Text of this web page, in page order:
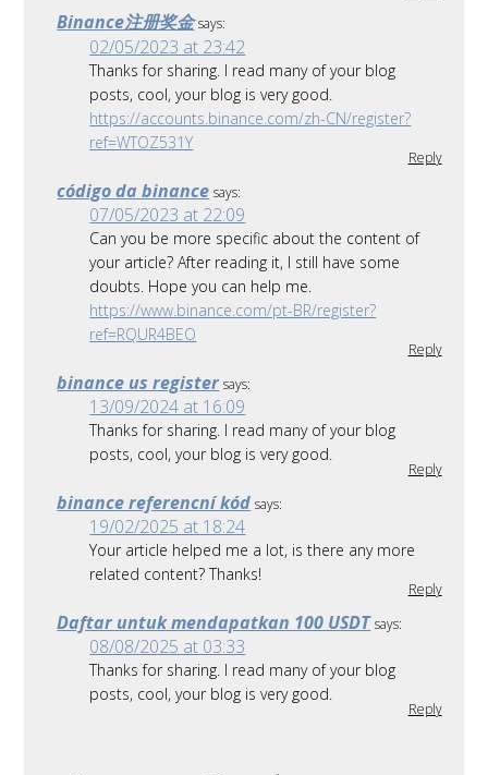
Binance注册奖金 says:
02/05/2023 at 23:42
Thanks for sharing. I read many of your blog
posts, cool, your blog is very good.
https://accounts.binance.com/zh-CN/register?
ref=WTOZ531Y
Reply
código da binance says:
07/05/2023 at 22:09
Can you be more specific about the content of
your article? After reading it, I still have some
doubts. Hope you can help me.
https://www.binance.com/pt-BR/register?
ref=RQUR4BEO
Reply
binance us register says:
13/09/2024 at 16:09
Thanks for sharing. I read many of your blog
posts, cool, your blog is very good.
Reply
binance referencní kód says:
19/02/2025 at 18:24
Your article helped me a lot, is there any more
related content? Thanks!
Reply
Daftar untuk mendapatkan 100 USDT says:
08/08/2025 at 03:33
Thanks for sharing. I read many of your blog
posts, cool, your blog is very good.
Reply